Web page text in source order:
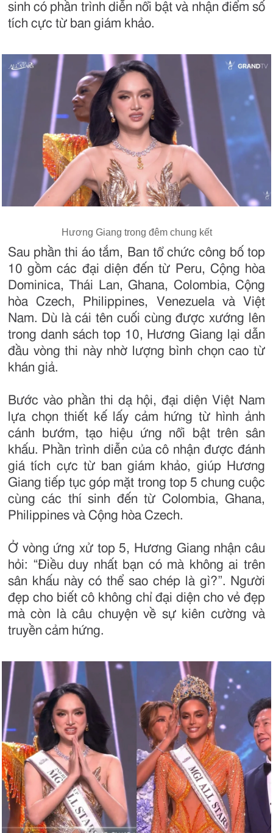
sinh có phần trình diễn nổi bật và nhận điểm số
tích cực từ ban giám khảo.
Hương Giang trong đêm chung kết
Sau phần thi áo tắm, Ban tổ chức công bố top
10 gồm các đại diện đến từ Peru, Cộng hòa
Dominica, Thái Lan, Ghana, Colombia, Cộng
hòa Czech, Philippines, Venezuela và Việt
Nam. Dù là cái tên cuối cùng được xướng lên
trong danh sách top 10, Hương Giang lại dẫn
đầu vòng thi này nhờ lượng bình chọn cao từ
khán giả.
Bước vào phần thi dạ hội, đại diện Việt Nam
lựa chọn thiết kế lấy cảm hứng từ hình ảnh
cánh bướm, tạo hiệu ứng nổi bật trên sân
khấu. Phần trình diễn của cô nhận được đánh
giá tích cực từ ban giám khảo, giúp Hương
Giang tiếp tục góp mặt trong top 5 chung cuộc
cùng các thí sinh đến từ Colombia, Ghana,
Philippines và Cộng hòa Czech.
Ở vòng ứng xử top 5, Hương Giang nhận câu
hỏi: “Điều duy nhất bạn có mà không ai trên
sân khấu này có thể sao chép là gì?”. Người
đẹp cho biết cô không chỉ đại diện cho vẻ đẹp
mà còn là câu chuyện về sự kiên cường và
truyền cảm hứng.